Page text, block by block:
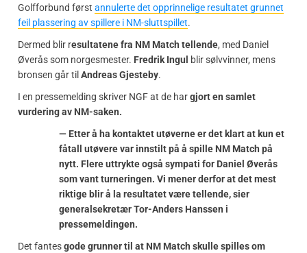
Golfforbund først annulerte det opprinnelige resultatet grunnet
feil plassering av spillere i NM-sluttspillet.
Dermed blir resultatene fra NM Match tellende, med Daniel
Øverås som norgesmester. Fredrik Ingul
blir sølvvinner, mens
bronsen går til Andreas Gjesteby.
I en pressemelding skriver NGF at de hargjort en samlet
vurdering av NM-saken.
— Etter å ha kontaktet utøverne er det klart at kun et
fåtall utøvere var innstilt på å spille NM Match på
nytt. Flere uttrykte også sympati for Daniel Øverås
som vant turneringen. Vi mener derfor at det mest
riktige blir å la resultatet være tellende, sier
generalsekretær Tor-Anders Hanssen i
pressemeldingen.
Det fantesgode grunner til at NM Match skulle spilles om